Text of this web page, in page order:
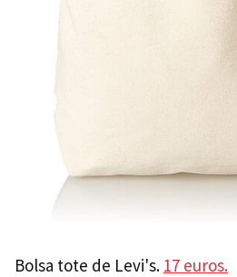
Bolsa tote de Levi's. 17 euros.